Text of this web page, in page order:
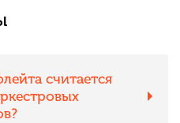
считается